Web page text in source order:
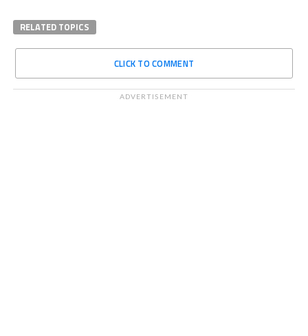
RELATED TOPICS
CLICK TO COMMENT
ADVERTISEMENT